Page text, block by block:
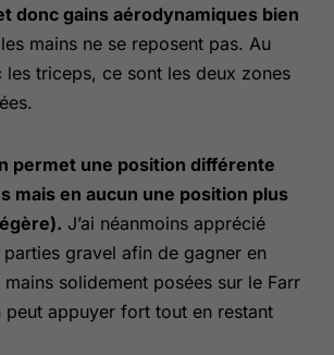
donc gains aérodynamiques bien
mains ne se reposent pas. Au
les triceps, ce sont les deux zones
permet une position différente
mais en aucun une position plus
J’ai néanmoins apprécié
parties gravel afin de gagner en
mains solidement posées sur le Farr
peut appuyer fort tout en restant